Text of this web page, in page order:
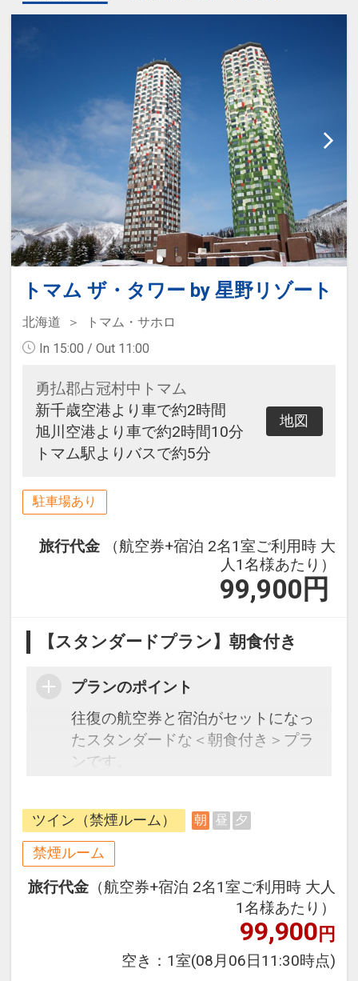
トマム ザ・タワー by 星野リゾート
北海道
トマム・サホロ
In 15:00 / Out 11:00
勇払郡占冠村中トマム
新千歳空港より車で約2時間
旭川空港より車で約2時間10分
トマム駅よりバスで約5分
地図
駐車場あり
旅行代金
（航空券+宿泊 2名1室ご利用時 大
人1名様あたり）
99,900 円
【スタンダードプラン】朝食付き
プランのポイント
往復の航空券と宿泊がセットになっ
たスタンダードな＜朝食付き＞プラ
ンです。
できるダイナミックパッケージだか
ら、一都市滞在はもちろん周遊旅行
にも最適！
旅行期間中の1泊だけの宿泊や延
泊・飛び泊なども自由自在です。
フライトは、安心のJAL（または
JALグループ）確約！フライトマイ
ル50%貯まります。
ツイン（禁煙ルーム） 朝 昼 夕
禁煙ルーム
旅行代金 （航空券+宿泊 2名1室ご利用時 大人
1名様あたり）
99,900円
空き： 1室(08月06日11:30時点)